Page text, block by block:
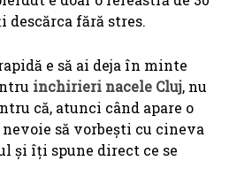
descărca fără stres.
e să ai deja în minte
inchirieri nacele Cluj, nu
că, atunci când apare o
să vorbești cu cineva
și îți spune direct ce se